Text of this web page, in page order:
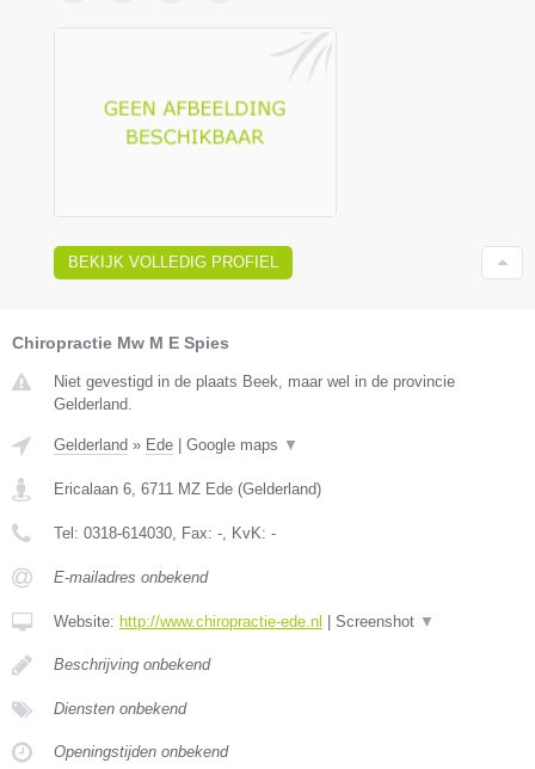
BEKIJK VOLLEDIG PROFIEL
Chiropractie Mw M E Spies
Niet gevestigd in de plaats Beek, maar wel in de provincie
Gelderland.
Gelderland » Ede | Google maps ▼
Ericalaan 6 6711 MZ Ede (Gelderland)
Tel: 0318-614030 , Fax: - , KvK: -
E-mailadres onbekend
Website: http://www.chiropractie-ede.nl | Screenshot ▼
Beschrijving onbekend
Diensten onbekend
Openingstijden onbekend